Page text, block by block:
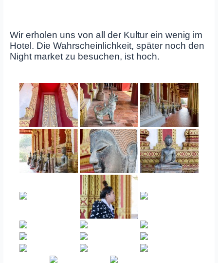
Wir erholen uns von all der Kultur ein wenig im
Hotel. Die Wahrscheinlichkeit, später noch den
Night market zu besuchen, ist hoch.